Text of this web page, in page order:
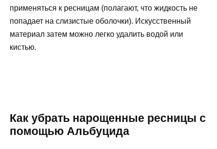
применяться к ресницам (полагают, что жидкость не
попадает на слизистые оболочки). Искусственный
материал затем можно легко удалить водой или
кистью.
Как убрать нарощенные ресницы с
помощью Альбуцида